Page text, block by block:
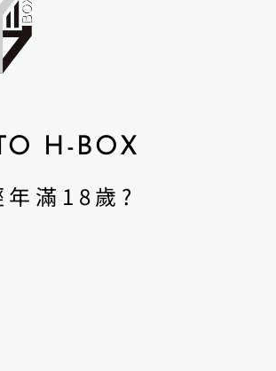
關於我們熱門娃娃
H-BOX
滿18歲?